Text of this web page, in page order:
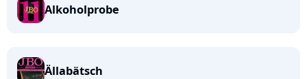
Alkoholprobe
Ällabätsch